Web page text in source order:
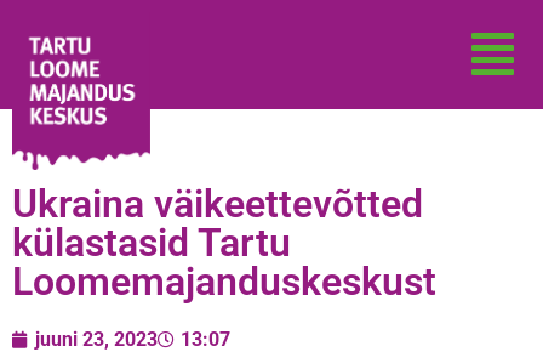
Ukraina väikeettevõtted
külastasid Tartu
Loomemajanduskeskust
juuni 23, 2023 13:07